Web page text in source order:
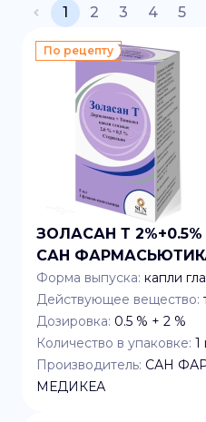
1 2 3 4 5
По рецепту
ЗОЛАСАН Т 2%+0.5%
САН
Форма выпуска: капли
Действующее вещество:
Дозировка: 0.5 % + 2 %
Количество в упаковке: 1
Производитель: САН
МЕДИКЕА